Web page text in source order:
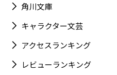
角川文庫
キャラクター文芸
アクセスランキング
レビューランキング